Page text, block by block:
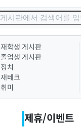
재학생 게시판
졸업생 게시판
정치
재테크
취미
제휴/이벤트